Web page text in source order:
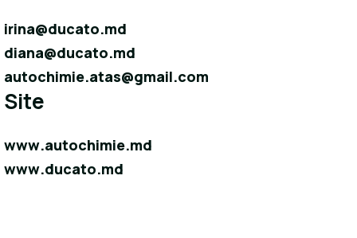
irina@ducato.md
diana@ducato.md
autochimie.atas@gmail.com
Site
www.autochimie.md
www.ducato.md